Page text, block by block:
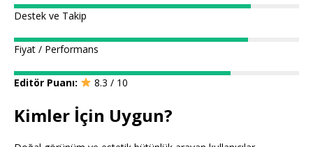
Destek ve Takip
Fiyat / Performans
Editör Puanı: 8.3 / 10
Kimler İçin Uygun?